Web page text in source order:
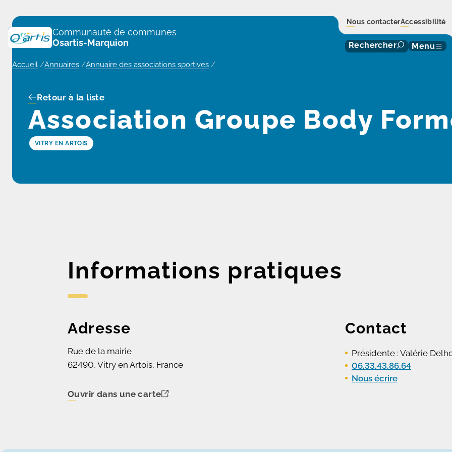
Communauté de communes
Osartis-Marquion
Nous contacterAccessibilité
Rechercher Menu
Accueil /Annuaires /Annuaire des associations sportives /
Association Groupe Body
Retour à la liste
VITRY EN ARTOIS
Informations pratiques
Adresse
Rue de la mairie
62490, Vitry en Artois, France
Ouvrir dans une carte
Contact
Présidente : Valérie
06.33.43.86.64
Nous écrire